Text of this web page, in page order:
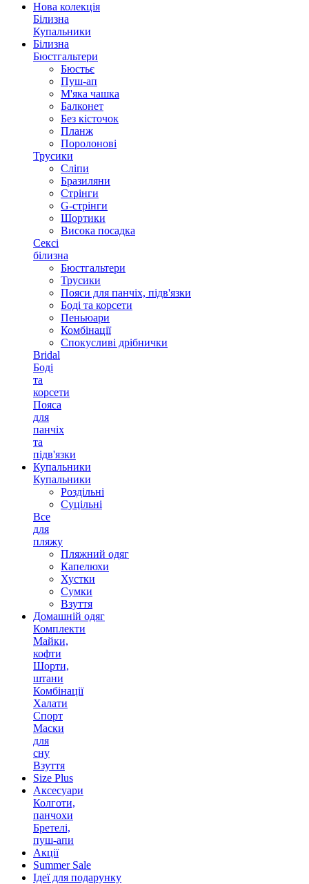
Нова колекція
Білизна
Купальники
Білизна
Бюстгальтери
Бюстьє
Пуш-ап
М'яка чашка
Балконет
Без кісточок
Планж
Поролонові
Трусики
Сліпи
Бразиляни
Стрінги
G-стрінги
Шортики
Висока посадка
Сексі
білизна
Бюстгальтери
Трусики
Пояси для панчіх, підв'язки
Боді та корсети
Пеньюари
Комбінації
Спокусливі дрібнички
Bridal
Боді
та
корсети
Пояса
для
панчіх
та
підв'язки
Купальники
Купальники
Роздільні
Суцільні
Все
для
пляжу
Пляжний одяг
Капелюхи
Хустки
Сумки
Взуття
Домашній одяг
Комплекти
Майки,
кофти
Шорти,
штани
Комбінації
Халати
Спорт
Маски
для
сну
Взуття
Size Plus
Аксесуари
Колготи,
панчохи
Бретелі,
пуш-апи
Акції
Summer Sale
Ідеї для подарунку